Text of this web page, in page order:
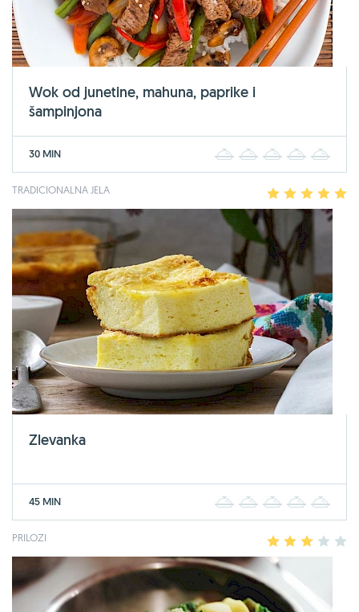
Wok od junetine, mahuna, paprike i
šampinjona
30 MIN 2 3 4
TRADICIONALNA JELA 2 3 4
Zlevanka
45 MIN 2 3 4
PRILOZI 2 3 4